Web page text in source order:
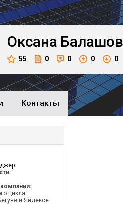
Оксана
55 0 0 0 0
Контакты
цикла.
и Яндексе.